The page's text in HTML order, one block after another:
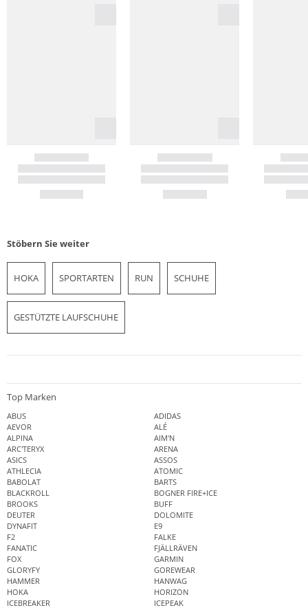
Stöbern Sie weiter
HOKA SPORTARTEN RUN SCHUHE
GESTÜTZTE LAUFSCHUHE
Top Marken
ABUS
ADIDAS
AEVOR
ALÉ
ALPINA
AIM'N
ARC'TERYX
ARENA
ASICS
ASSOS
ATHLECIA
ATOMIC
BABOLAT
BARTS
BLACKROLL
BOGNER FIRE+ICE
BROOKS
BUFF
DEUTER
DOLOMITE
DYNAFIT
E9
F2
FALKE
FANATIC
FJÄLLRÄVEN
FOX
GARMIN
GLORYFY
GOREWEAR
HAMMER
HANWAG
HOKA
HORIZON
ICEBREAKER
ICEPEAK